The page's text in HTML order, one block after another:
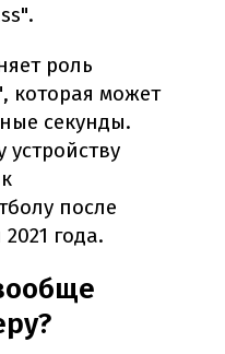
роль
которая может
секунды.
после
года.